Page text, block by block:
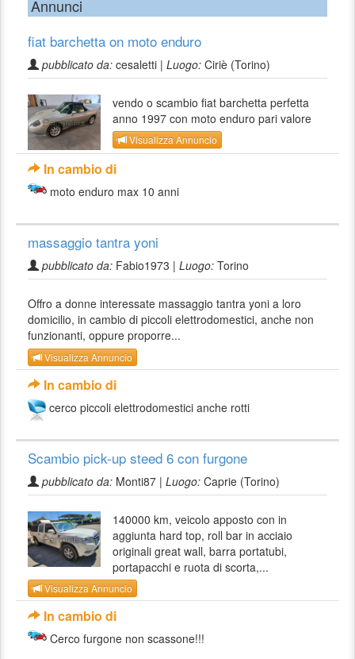
Annunci
fiat barchetta on moto enduro
pubblicato da: cesaletti | Luogo: Ciriè (Torino)
vendo o scambio fiat barchetta perfetta
anno 1997 con moto enduro pari valore
Visualizza Annuncio
In cambio di
moto enduro max 10 anni
massaggio tantra yoni
pubblicato da: Fabio1973 | Luogo: Torino
Offro a donne interessate massaggio tantra yoni a loro
domicilio, in cambio di piccoli elettrodomestici, anche non
funzionanti, oppure proporre...
Visualizza Annuncio
In cambio di
cerco piccoli elettrodomestici anche rotti
Scambio pick-up steed 6 con furgone
pubblicato da: Monti87 | Luogo: Caprie (Torino)
140000 km, veicolo apposto con in
aggiunta hard top, roll bar in acciaio
originali great wall, barra portatubi,
portapacchi e ruota di scorta,...
Visualizza Annuncio
In cambio di
Cerco furgone non scassone!!!